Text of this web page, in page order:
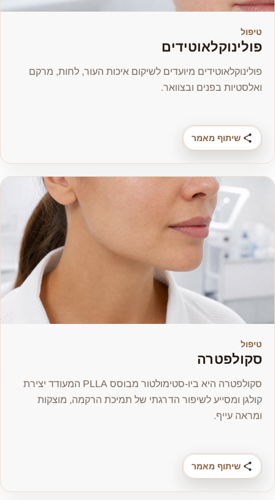
טיפול
פולינוקלאוטידים
פולינוקלאוטידים מיועדים לשיקום איכות העור, לחות, מרקם
ואלסטיות בפנים ובצוואר.
שיתוף מאמר
טיפול
סקולפטרה
סקולפטרה היא ביו-סטימולטור מבוסס PLLA המעודד יצירת
קולגן ומסייע לשיפור הדרגתי של תמיכת הרקמה, מוצקות
ומראה עייף.
שיתוף מאמר